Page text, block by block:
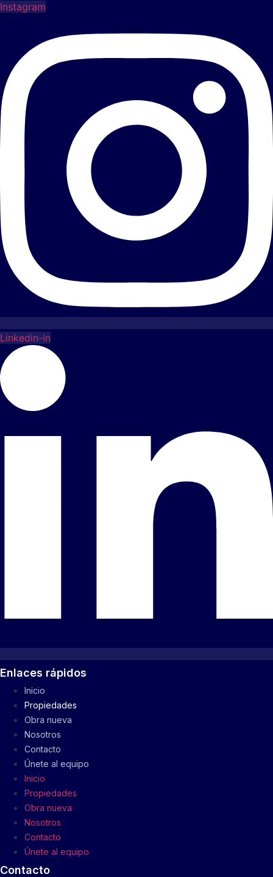
Instagram
Linkedin-in
Enlaces rápidos
Inicio
Propiedades
Obra nueva
Nosotros
Contacto
Únete al equipo
Inicio
Propiedades
Obra nueva
Nosotros
Contacto
Únete al equipo
Contacto